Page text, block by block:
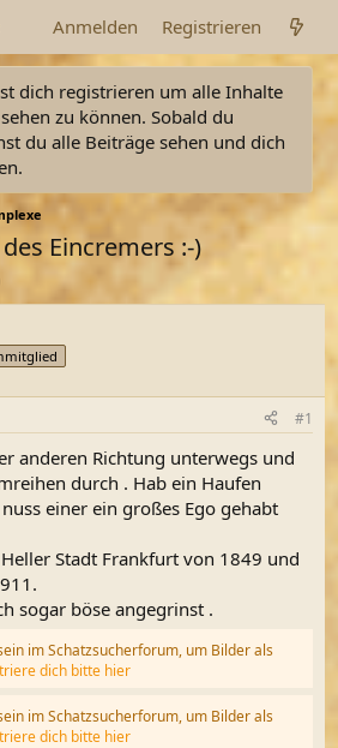
Anmelden Registrieren
dich registrieren um alle Inhalte
zu können. Sobald du
du alle Beiträge sehen und dich
Eincremers :-)
#1
anderen Richtung unterwegs und
durch . Hab ein Haufen
einer ein großes Ego gehabt
Stadt Frankfurt von 1849 und
sogar böse angegrinst .
im Schatzsucherforum, um Bilder als
dich bitte hier
im Schatzsucherforum, um Bilder als
dich bitte hier